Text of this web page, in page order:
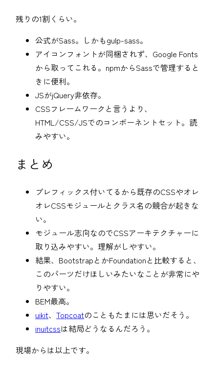
残りの1割くらい。
公式がSass。しかもgulp-sass。
アイコンフォントが同梱されず、Google Fonts
から取ってこれる。npmからSassで管理すると
きに便利。
JSがjQuery非依存。
CSSフレームワークと言うより、
HTML/CSS/JSでのコンポーネントセット。読
みやすい。
まとめ
プレフィックス付いてるから既存のCSSやオレ
オレCSSモジュールとクラス名の競合が起きな
い。
モジュール志向なのでCSSアーキテクチャーに
取り込みやすい。理解がしやすい。
結果、BootstrapとかFoundationと比較すると、
このパーツだけほしいみたいなことが非常にや
りやすい。
BEM最高。
uikit、 Topcoatのこともたまには思いだそう。
inuitcssは結局どうなるんだろう。
現場からは以上です。